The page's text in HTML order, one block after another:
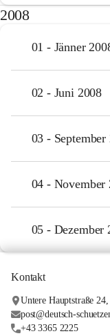
2008
01 - Jänner
02 - Juni 2008
03 - September
04 - November
05 - Dezember
Kontakt
Untere Hauptstraße
post@deutsch-
+43 3365 2225